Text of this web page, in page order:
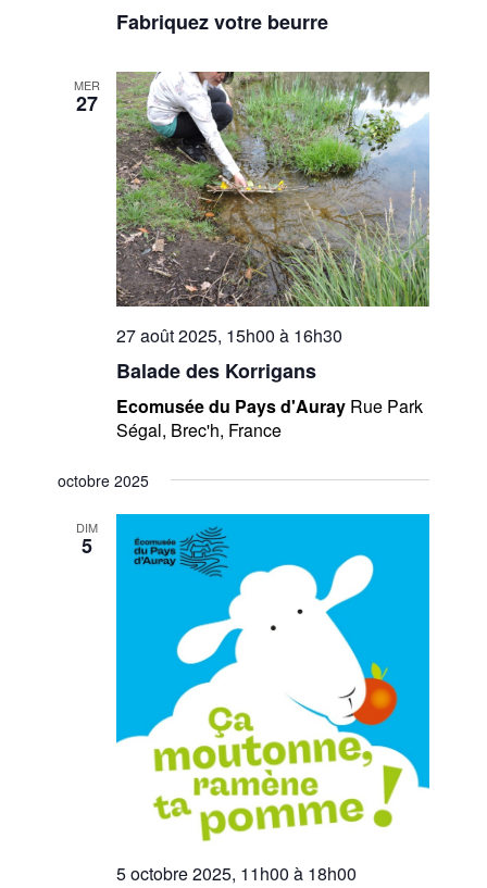
Fabriquez votre beurre
MER
27
27 août 2025, 15h00 à 16h30
Balade des Korrigans
Ecomusée du Pays d'Auray Rue Park
Ségal, Brec'h, France
octobre 2025
DIM
5
5 octobre 2025, 11h00 à 18h00